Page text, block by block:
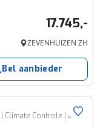
17.745,-
ZEVENHUIZEN ZH
Bel aanbieder
IONIQ 5 Lounge 73kWh | Panorama dak | Navi | Climate Controle | afneembare Trekhaak |